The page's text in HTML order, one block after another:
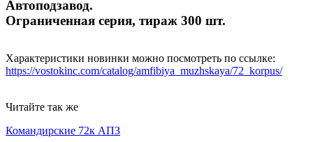
Автоподзавод.
Ограниченная серия, тираж 300 шт.
Характеристики новинки можно посмотреть по ссылке:
https://vostokinc.com/catalog/amfibiya_muzhskaya/72_korpus/
Читайте так же
Командирские 72к АПЗ